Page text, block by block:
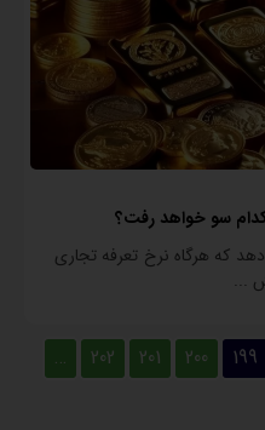
سو خواهد رفت؟
که هرگاه نرخ تعرفه تجاری
...
199
200
201
202
…